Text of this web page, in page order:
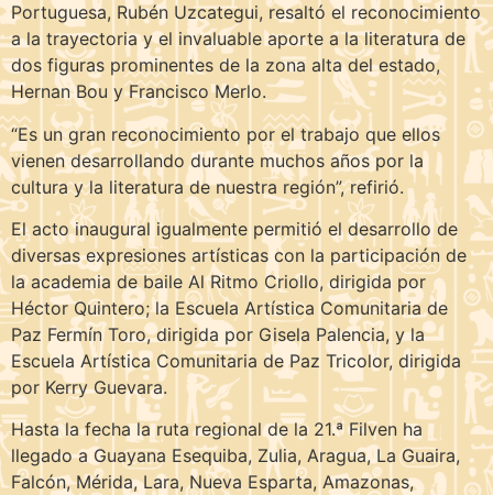
Portuguesa, Rubén Uzcategui, resaltó el reconocimiento
a la trayectoria y el invaluable aporte a la literatura de
dos figuras prominentes de la zona alta del estado,
Hernan Bou y Francisco Merlo.
“Es un gran reconocimiento por el trabajo que ellos
vienen desarrollando durante muchos años por la
cultura y la literatura de nuestra región”, refirió.
El acto inaugural igualmente permitió el desarrollo de
diversas expresiones artísticas con la participación de
la academia de baile Al Ritmo Criollo, dirigida por
Héctor Quintero; la Escuela Artística Comunitaria de
Paz Fermín Toro, dirigida por Gisela Palencia, y la
Escuela Artística Comunitaria de Paz Tricolor, dirigida
por Kerry Guevara.
Hasta la fecha la ruta regional de la 21.ª Filven ha
llegado a Guayana Esequiba, Zulia, Aragua, La Guaira,
Falcón, Mérida, Lara, Nueva Esparta, Amazonas,